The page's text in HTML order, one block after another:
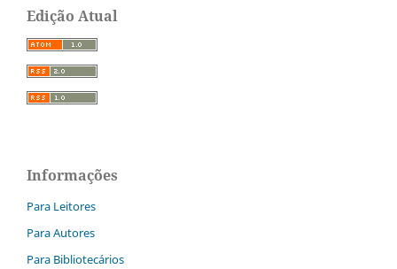
Edição Atual
Informações
Para Leitores
Para Autores
Para Bibliotecários